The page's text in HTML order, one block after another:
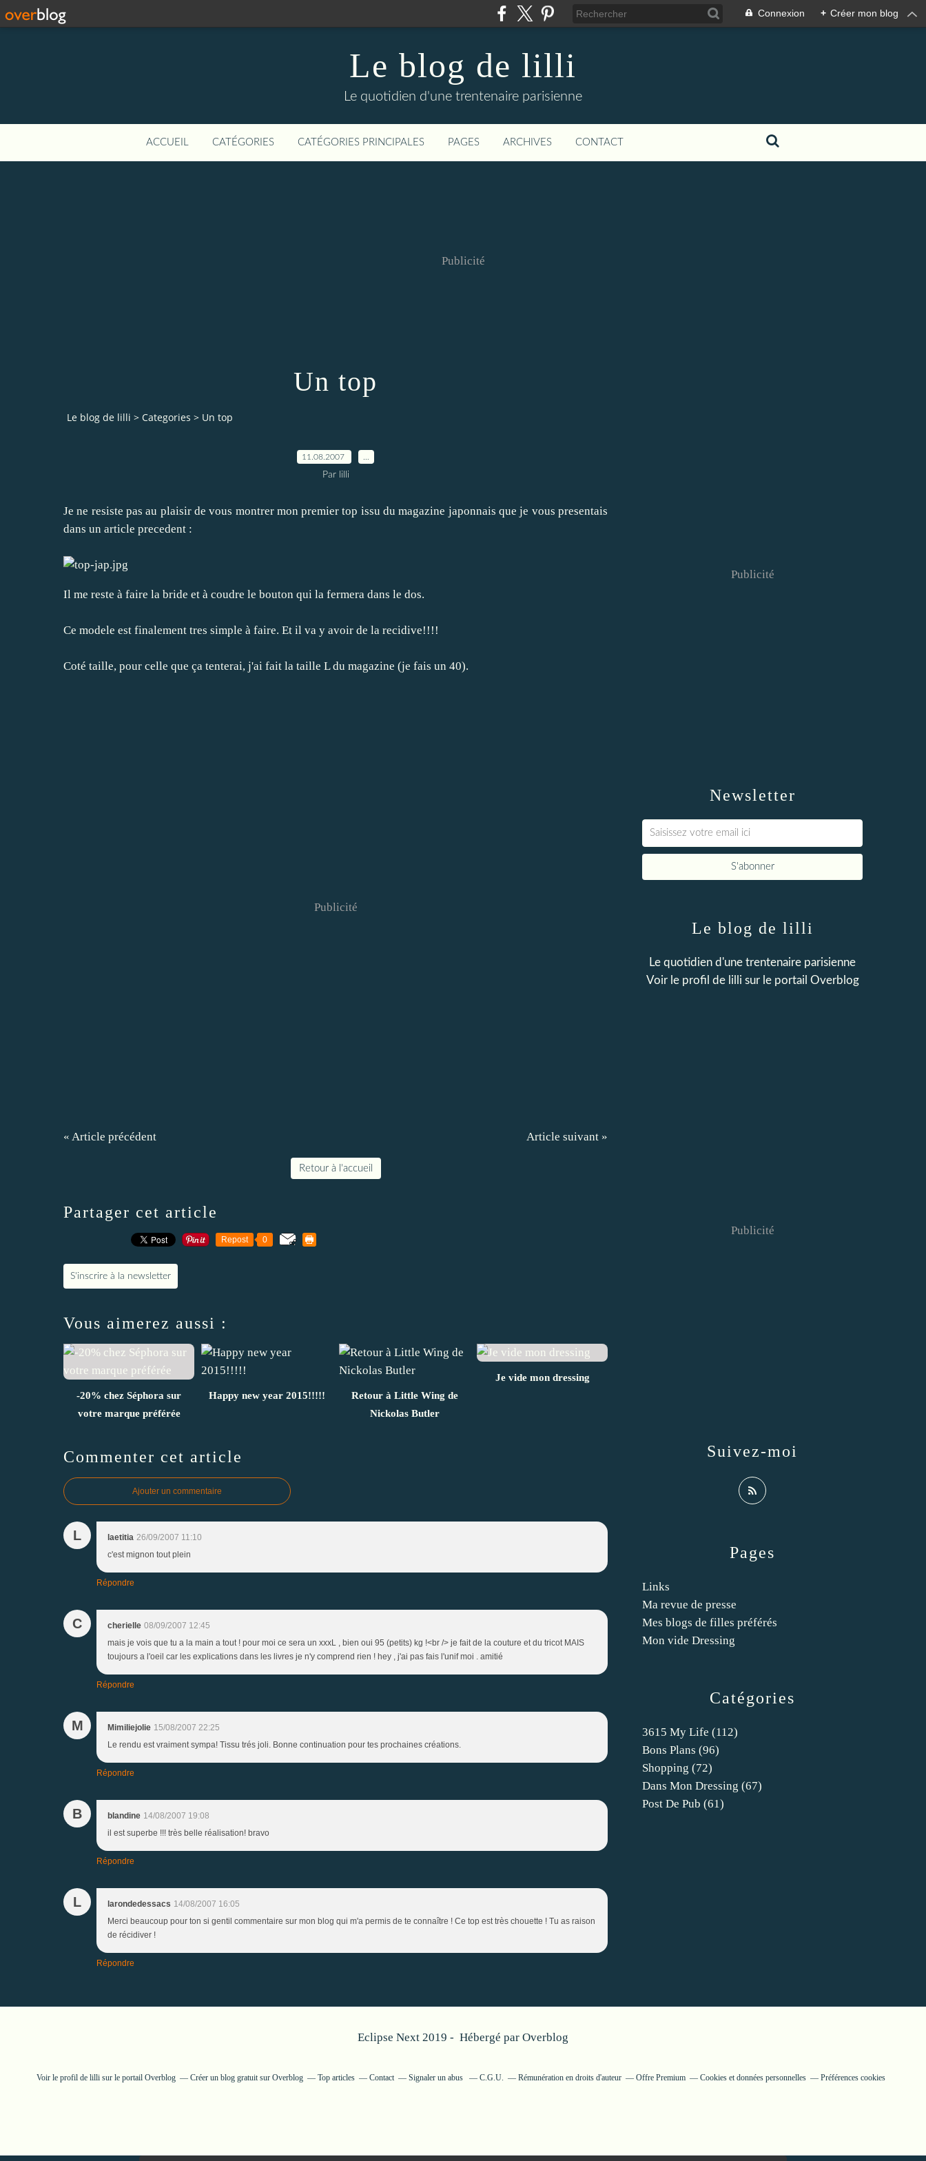
Connexion + Créer mon blog
Le blog de lilli
Le quotidien d'une trentenaire parisienne
ACCUEIL CATÉGORIES CATÉGORIES PRINCIPALES PAGES ARCHIVES CONTACT
Publicité
Un top
Le blog de lilli > Categories > Un top
11.08.2007
Par lilli
Je ne resiste pas au plaisir de vous montrer mon premier top issu du magazine japonnais que je vous presentais
dans un article precedent :
Il me reste à faire la bride et à coudre le bouton qui la fermera dans le dos.
Ce modele est finalement tres simple à faire. Et il va y avoir de la recidive!!!!
Coté taille, pour celle que ça tenterai, j'ai fait la taille L du magazine (je fais un 40).
Publicité
« Article précédent Article suivant »
Retour à l'accueil
Partager cet article
Repost 0
S'inscrire à la newsletter
Vous aimerez aussi :
-20% chez Séphora sur
votre marque préférée
Happy new year 2015!!!!!
Retour à Little Wing de
Nickolas Butler
Je vide mon dressing
Commenter cet article
Ajouter un commentaire
L laetitia 26/09/2007 11:10
c'est mignon tout plein
Répondre
C cherielle 08/09/2007 12:45
mais je vois que tu a la main a tout ! pour moi ce sera un xxxL , bien oui 95 (petits) kg !<br /> je fait de la couture et du tricot MAIS
toujours a l'oeil car les explications dans les livres je n'y comprend rien ! hey , j'ai pas fais l'unif moi . amitié
Répondre
M Mimiliejolie 15/08/2007 22:25
Le rendu est vraiment sympa! Tissu trés joli. Bonne continuation pour tes prochaines créations.
Répondre
B blandine 14/08/2007 19:08
il est superbe !!! très belle réalisation! bravo
Répondre
L larondedessacs 14/08/2007 16:05
Merci beaucoup pour ton si gentil commentaire sur mon blog qui m'a permis de te connaître ! Ce top est très chouette ! Tu as raison
de récidiver !
Répondre
Newsletter
Publicité
Catégories
3615 My Life (112)
Bons Plans (96)
Shopping (72)
Dans Mon Dressing (67)
Post De Pub (61)
Pages
Links
Ma revue de presse
Mes blogs de filles préférés
Mon vide Dressing
Le blog de lilli
Le quotidien d'une trentenaire parisienne
Voir le profil de lilli sur le portail Overblog
Suivez-moi
Publicité
Eclipse Next 2019 - Hébergé par Overblog
Voir le profil de lilli sur le portail Overblog Créer un blog gratuit sur Overblog Top articles Contact Signaler un abus C.G.U. Rémunération en droits d'auteur Offre Premium Cookies et données personnelles Préférences cookies